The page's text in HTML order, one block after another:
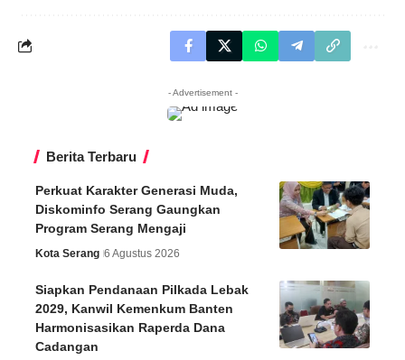
- Advertisement -
Berita Terbaru
Perkuat Karakter Generasi Muda,
Diskominfo Serang Gaungkan
Program Serang Mengaji
Kota Serang 6 Agustus 2026
Siapkan Pendanaan Pilkada Lebak
2029, Kanwil Kemenkum Banten
Harmonisasikan Raperda Dana
Cadangan